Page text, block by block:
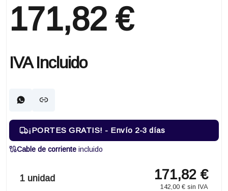
171,82 €
IVA Incluido
¡PORTES GRATIS! - Envío 2-3 días
Cable de corriente incluido
1 unidad 171,82 €
142,00 € sin IVA